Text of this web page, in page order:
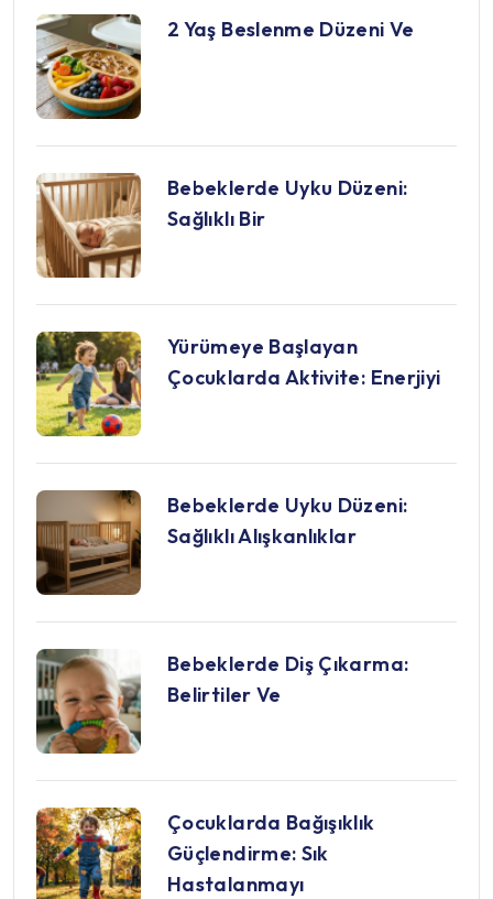
2 Yaş Beslenme Düzeni Ve
Bebeklerde Uyku Düzeni:
Sağlıklı Bir
Yürümeye Başlayan
Çocuklarda Aktivite: Enerjiyi
Bebeklerde Uyku Düzeni:
Sağlıklı Alışkanlıklar
Bebeklerde Diş Çıkarma:
Belirtiler Ve
Çocuklarda Bağışıklık
Güçlendirme: Sık
Hastalanmayı